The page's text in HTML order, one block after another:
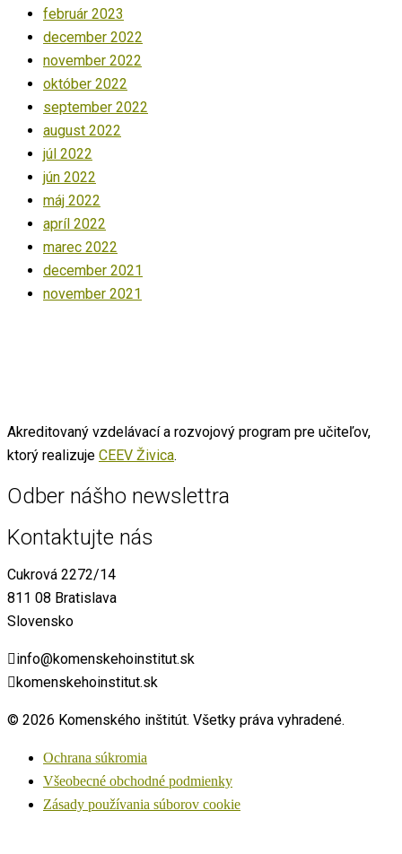
február 2023
december 2022
november 2022
október 2022
september 2022
august 2022
júl 2022
jún 2022
máj 2022
apríl 2022
marec 2022
december 2021
november 2021
Akreditovaný vzdelávací a rozvojový program pre učiteľov,
ktorý realizuje CEEV Živica.
Odber nášho newslettra
Kontaktujte nás
Cukrová 2272/14
811 08 Bratislava
Slovensko
info@komenskehoinstitut.sk
komenskehoinstitut.sk
© 2026 Komenského inštitút. Všetky práva vyhradené.
Ochrana súkromia
Všeobecné obchodné podmienky
Zásady používania súborov cookie